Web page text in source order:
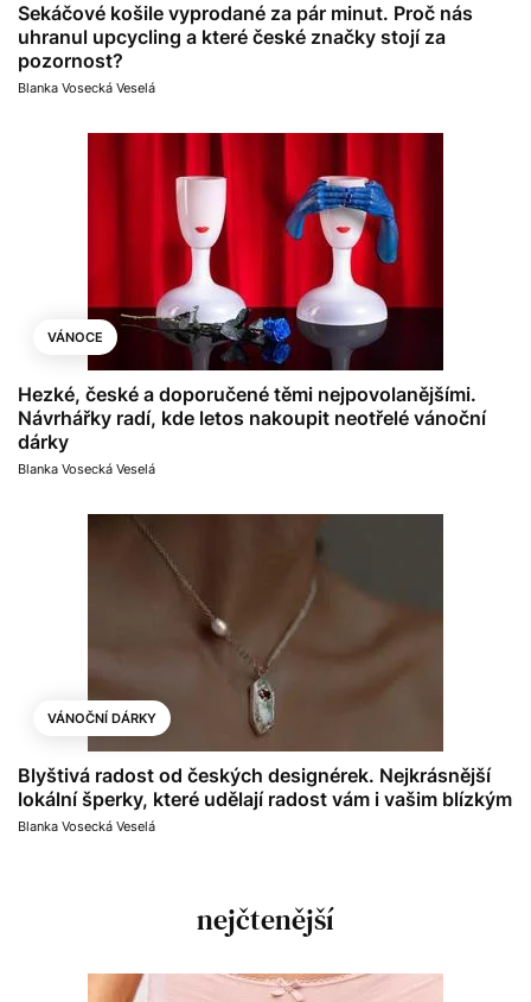
Sekáčové košile vyprodané za pár minut. Proč nás
uhranul upcycling a které české značky stojí za
pozornost?
Blanka Vosecká Veselá
VÁNOCE
Hezké, české a doporučené těmi nejpovolanějšími.
Návrhářky radí, kde letos nakoupit neotřelé vánoční
dárky
Blanka Vosecká Veselá
VÁNOČNÍ DÁRKY
Blyštivá radost od českých designérek. Nejkrásnější
lokální šperky, které udělají radost vám i vašim blízkým
Blanka Vosecká Veselá
nejčtenější